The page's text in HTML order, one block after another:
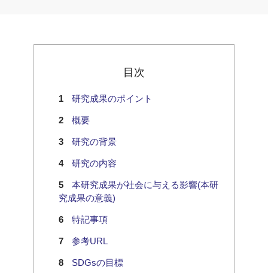
目次
研究成果のポイント
概要
研究の背景
研究の内容
本研究成果が社会に与える影響(本研
究成果の意義)
特記事項
参考URL
SDGsの目標